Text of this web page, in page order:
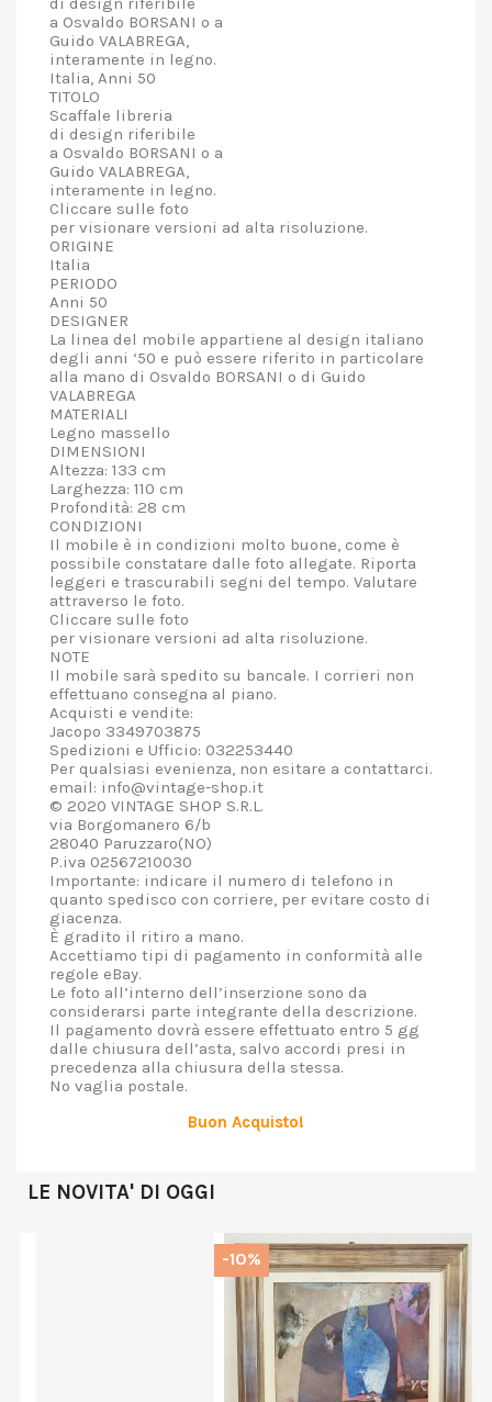
a Osvaldo BORSANI o a
Guido VALABREGA,
interamente in legno.
Italia, Anni 50
TITOLO
Scaffale libreria
di design riferibile
a Osvaldo BORSANI o a
Guido VALABREGA,
interamente in legno.
Cliccare sulle foto
per visionare versioni ad alta risoluzione.
ORIGINE
Italia
PERIODO
Anni 50
DESIGNER
La linea del mobile appartiene al design italiano
degli anni ‘50 e può essere riferito in particolare
alla mano di Osvaldo BORSANI o di Guido
VALABREGA
MATERIALI
Legno massello
DIMENSIONI
Altezza: 133 cm
Larghezza: 110 cm
Profondità: 28 cm
CONDIZIONI
Il mobile è in condizioni molto buone, come è
possibile constatare dalle foto allegate. Riporta
leggeri e trascurabili segni del tempo. Valutare
attraverso le foto.
Cliccare sulle foto
per visionare versioni ad alta risoluzione.
NOTE
Il mobile sarà spedito su bancale. I corrieri non
effettuano consegna al piano.
Acquisti e vendite:
Jacopo 3349703875
Spedizioni e Ufficio: 032253440
Per qualsiasi evenienza, non esitare a contattarci.
email: info@vintage-shop.it
© 2020 VINTAGE SHOP S.R.L.
via Borgomanero 6/b
28040 Paruzzaro(NO)
P.iva 02567210030
Importante: indicare il numero di telefono in
quanto spedisco con corriere, per evitare costo di
giacenza.
È gradito il ritiro a mano.
Accettiamo tipi di pagamento in conformità alle
regole eBay.
Le foto all’interno dell’inserzione sono da
considerarsi parte integrante della descrizione.
Il pagamento dovrà essere effettuato entro 5 gg
dalle chiusura dell’asta, salvo accordi presi in
precedenza alla chiusura della stessa.
No vaglia postale.
Buon Acquisto!
LE NOVITA' DI OGGI